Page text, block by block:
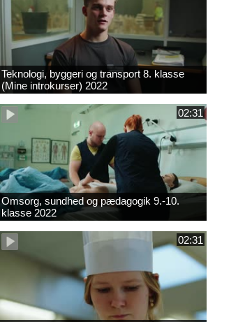
Teknologi, byggeri og transport 8. klasse
(Mine introkurser) 2022
02:31
Omsorg, sundhed og pædagogik 9.-10.
klasse 2022
02:31